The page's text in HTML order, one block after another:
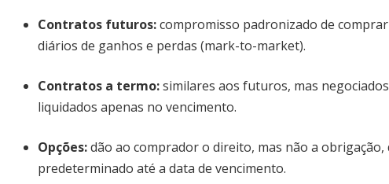
Contratos futuros:compromisso padronizado de
diários de ganhos e perdas (mark-to-market).
Contratos a termo:similares aos futuros, mas
liquidados apenas no vencimento.
Opções:dão ao comprador o direito, mas não a
predeterminado até a data de vencimento.